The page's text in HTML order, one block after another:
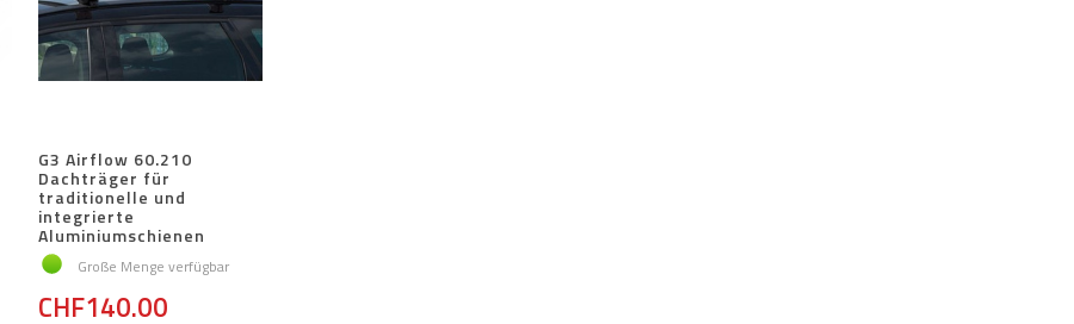
G3 Airflow 60.210
Dachträger für
traditionelle und
integrierte
Aluminiumschienen
Große Menge verfügbar
CHF140.00